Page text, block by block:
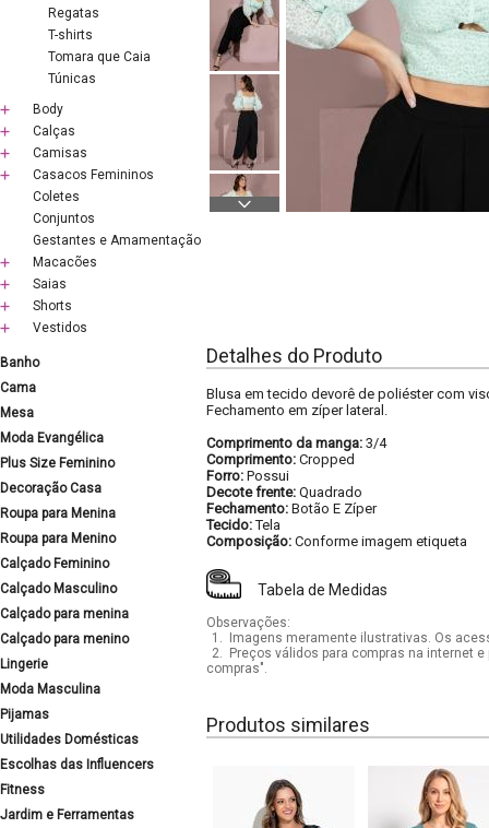
Regatas
T-shirts
Tomara que Caia
Túnicas
Body
Calças
Camisas
Casacos Femininos
Coletes
Conjuntos
Gestantes e Amamentação
Macacões
Saias
Shorts
Vestidos
Banho
Cama
Mesa
Moda Evangélica
Plus Size Feminino
Decoração Casa
Roupa para Menina
Roupa para Menino
Calçado Feminino
Calçado Masculino
Calçado para menina
Calçado para menino
Lingerie
Moda Masculina
Pijamas
Utilidades Domésticas
Escolhas das Influencers
Fitness
Jardim e Ferramentas
Detalhes do Produto
Blusa em tecido devorê de poliéster com
Fechamento em zíper lateral.
Comprimento da manga: 3/4
Comprimento: Cropped
Forro: Possui
Decote frente: Quadrado
Fechamento: Botão E Zíper
Tecido:Tela
Composição: Conforme imagem etiqueta
Tabela de Medidas
Observações:
1.
Imagens meramente ilustrativas. Os
2.
Preços válidos para compras na internet
compras".
Produtos similares